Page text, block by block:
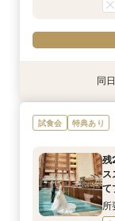
特典あり
8/15(土)
【
ム
特典あり
8/15(土)
品
宿
特典あり
8/15(土)
【
個
特典あり
8/15(土)
【
同
試食会 特典あり
残
ス
て
ル
所